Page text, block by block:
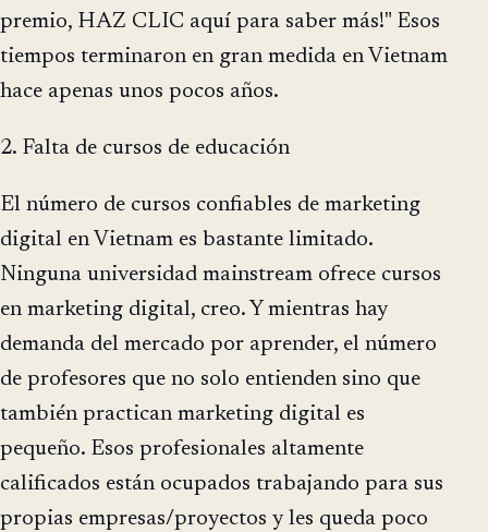
premio, HAZ CLIC aquí para saber más!" Esos
tiempos terminaron en gran medida en Vietnam
hace apenas unos pocos años.
2. Falta de cursos de educación
El número de cursos confiables de marketing
digital en Vietnam es bastante limitado.
Ninguna universidad mainstream ofrece cursos
en marketing digital, creo. Y mientras hay
demanda del mercado por aprender, el número
de profesores que no solo entienden sino que
también practican marketing digital es
pequeño. Esos profesionales altamente
calificados están ocupados trabajando para sus
propias empresas/proyectos y les queda poco